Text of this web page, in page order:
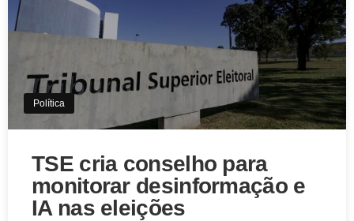
Política
TSE cria conselho para
monitorar desinformação e
IA nas eleições